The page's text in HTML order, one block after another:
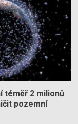
téměř 2 milionů
pozemní